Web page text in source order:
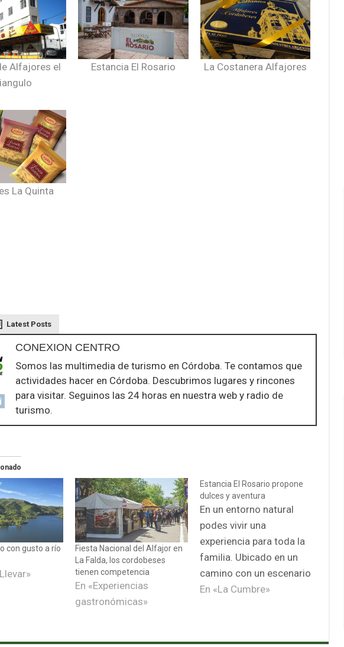
Alfajores el
Estancia El Rosario La Costanera Alfajores
La Quinta
Latest Posts
CONEXION CENTRO
Somos las multimedia de turismo en Córdoba. Te contamos que
actividades hacer en Córdoba. Descubrimos lugares y rincones
para visitar. Seguinos las 24 horas en nuestra web y radio de
turismo.
con gusto a río
Fiesta Nacional del Alfajor en
La Falda, los cordobeses
tienen competencia
En «Experiencias
gastronómicas»
Estancia El Rosario propone
dulces y aventura
En un entorno natural
podes vivir una
experiencia para toda la
familia. Ubicado en un
camino con un escenario
para no olvidar, Estancia
En «La Cumbre»